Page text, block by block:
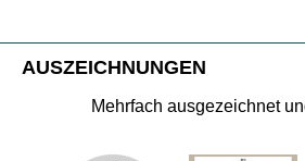
AUSZEICHNUNGEN
Mehrfach ausgezeichnet